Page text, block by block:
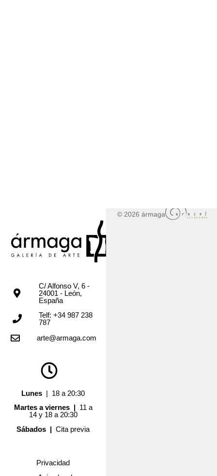
C/ Alfonso V, 6 -
24001 - León,
España
Telf: +34 987 238
787
arte@armaga.com
Lunes | 18 a 20:30
Martes a viernes | 11 a
14 y 18 a 20:30
Sábados |Cita previa
Privacidad
© 2026 ármaga